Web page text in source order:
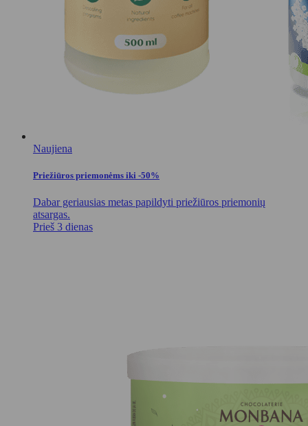
Naujiena
Priežiūros priemonėms iki -50%
Dabar geriausias metas papildyti priežiūros priemonių
atsargas.
Prieš 3 dienas